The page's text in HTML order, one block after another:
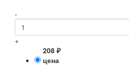
-
+
208 ₽
цена